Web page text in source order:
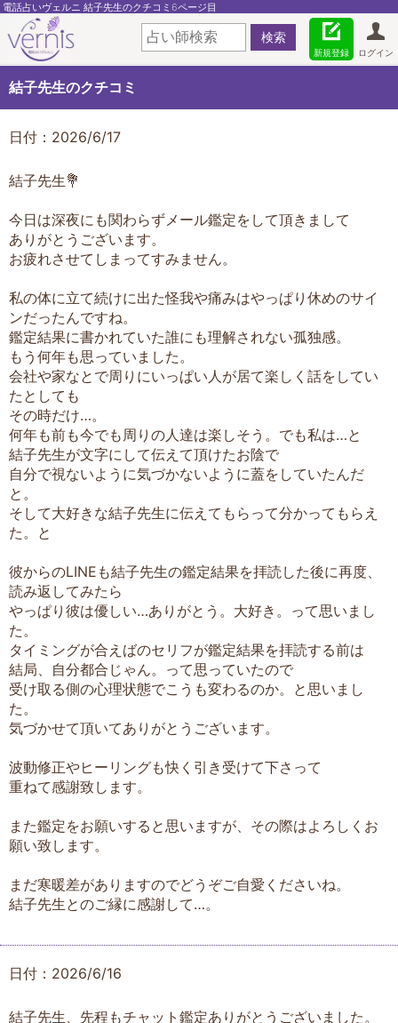
電話占いヴェルニ 結子先生のクチコミ6ページ目
ログイン
新規登録
結子先生のクチコミ
日付：2026/6/17
結子先生💐
今日は深夜にも関わらずメール鑑定をして頂きまして
ありがとうございます。
お疲れさせてしまってすみません。
私の体に立て続けに出た怪我や痛みはやっぱり休めのサイ
ンだったんですね。
鑑定結果に書かれていた誰にも理解されない孤独感。
もう何年も思っていました。
会社や家なとで周りにいっぱい人が居て楽しく話をしてい
たとしても
その時だけ…。
何年も前も今でも周りの人達は楽しそう。でも私は…と
結子先生が文字にして伝えて頂けたお陰で
自分で視ないように気づかないように蓋をしていたんだ
と。
そして大好きな結子先生に伝えてもらって分かってもらえ
た。と
彼からのLINEも結子先生の鑑定結果を拝読した後に再度、
読み返してみたら
やっぱり彼は優しい…ありがとう。大好き。って思いまし
た。
タイミングが合えばのセリフが鑑定結果を拝読する前は
結局、自分都合じゃん。って思っていたので
受け取る側の心理状態でこうも変わるのか。と思いまし
た。
気づかせて頂いてありがとうございます。
波動修正やヒーリングも快く引き受けて下さって
重ねて感謝致します。
また鑑定をお願いすると思いますが、その際はよろしくお
願い致します。
まだ寒暖差がありますのでどうぞご自愛くださいね。
結子先生とのご縁に感謝して…。
日付：2026/6/16
結子先生、先程もチャット鑑定ありがとうございました。